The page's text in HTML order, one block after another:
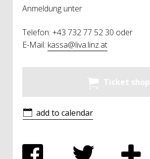
Anmeldung unter
Telefon: +43 732 77 52 30 oder
E-Mail: kassa@liva.linz.at
Ticket shop
add to calendar